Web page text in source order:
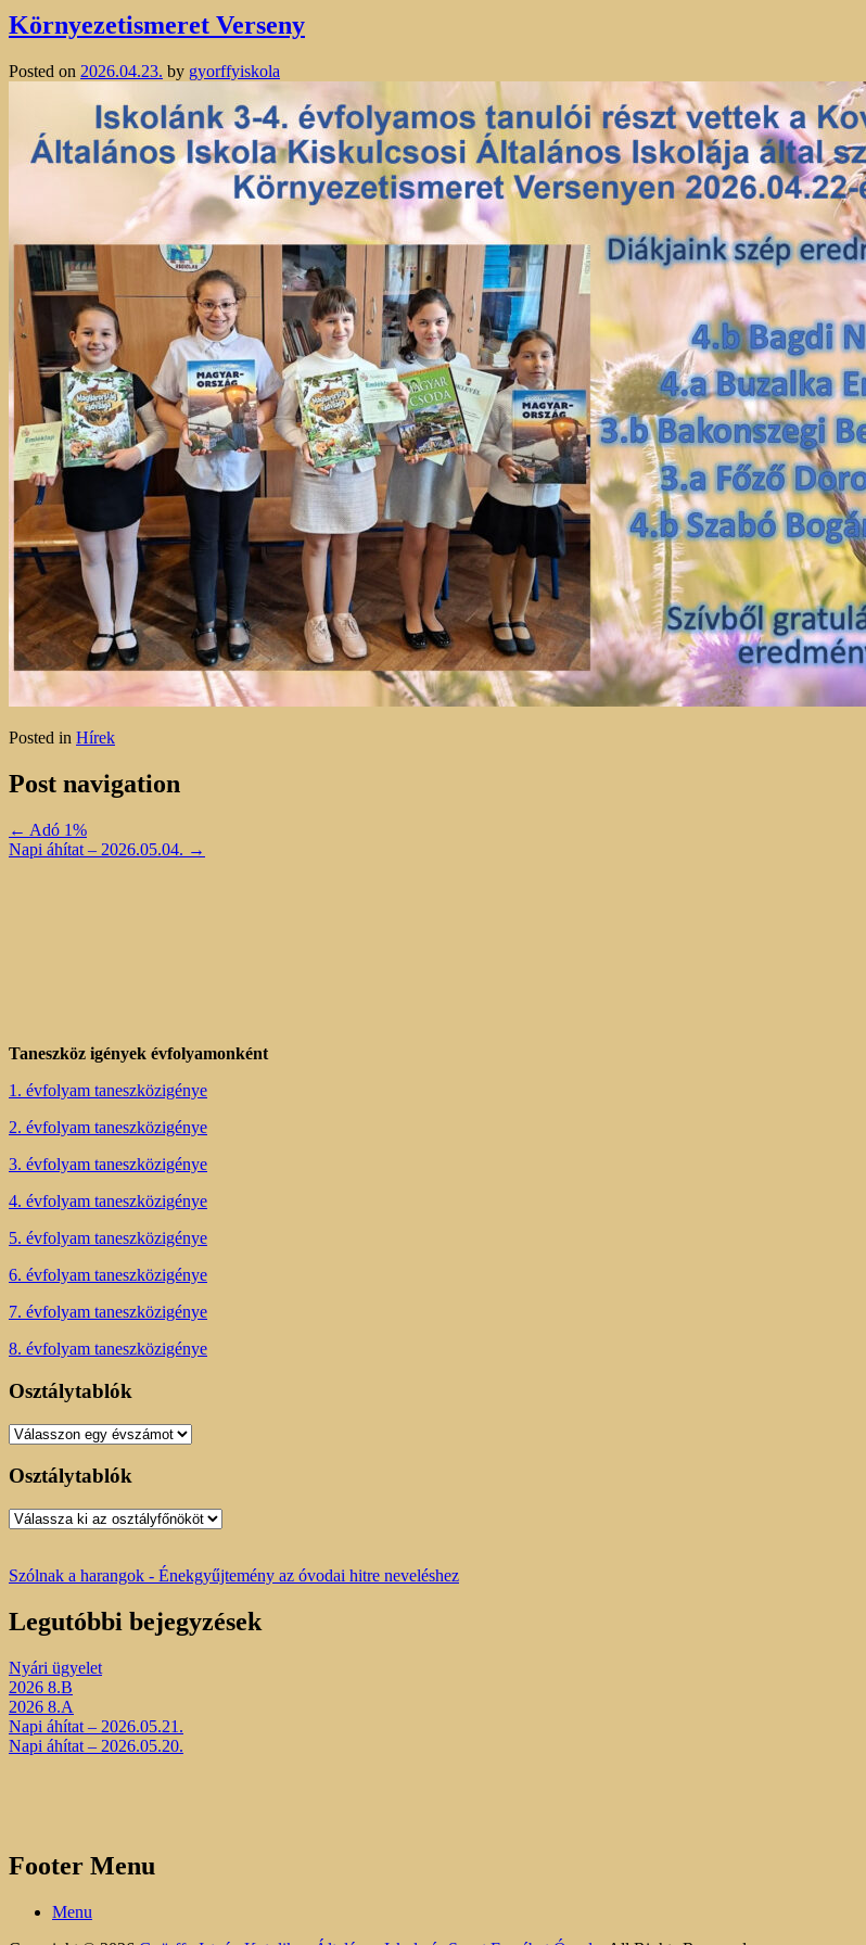
Környezetismeret Verseny
Posted on 2026.04.23. by gyorffyiskola
Posted in Hírek
Post navigation
← Adó 1%
Napi áhítat – 2026.05.04. →
Taneszköz igények évfolyamonként
1. évfolyam taneszközigénye
2. évfolyam taneszközigénye
3. évfolyam taneszközigénye
4. évfolyam taneszközigénye
5. évfolyam taneszközigénye
6. évfolyam taneszközigénye
7. évfolyam taneszközigénye
8. évfolyam taneszközigénye
Osztálytablók
Osztálytablók
Osztálytablók
Osztálytablók
Szólnak a harangok - Énekgyűjtemény az óvodai hitre neveléshez
Legutóbbi bejegyzések
Nyári ügyelet
2026 8.B
2026 8.A
Napi áhítat – 2026.05.21.
Napi áhítat – 2026.05.20.
Footer Menu
Menu